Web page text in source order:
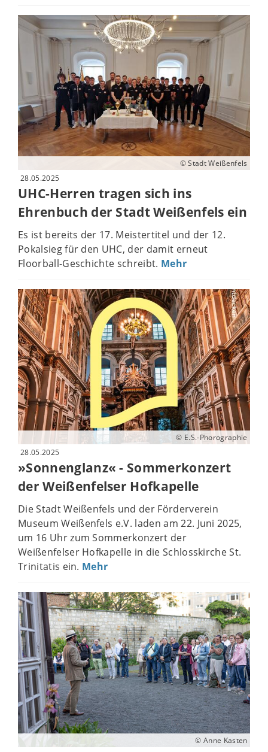
© Stadt Weißenfels
28.05.2025
UHC-Herren tragen sich ins
Ehrenbuch der Stadt Weißenfels ein
Es ist bereits der 17. Meistertitel und der 12.
Pokalsieg für den UHC, der damit erneut
Floorball-Geschichte schreibt. Mehr
© E.S.-Phorographie
28.05.2025
»Sonnenglanz« - Sommerkonzert
der Weißenfelser Hofkapelle
Die Stadt Weißenfels und der Förderverein
Museum Weißenfels e.V. laden am 22. Juni 2025,
um 16 Uhr zum Sommerkonzert der
Weißenfelser Hofkapelle in die Schlosskirche St.
Trinitatis ein. Mehr
© Anne Kasten